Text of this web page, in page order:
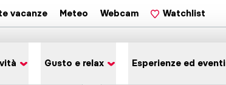
vacanze Meteo Webcam Watchlist
Gusto e relax Esperienze ed eventi